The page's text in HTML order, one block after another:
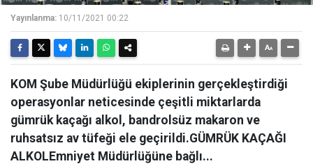
Yayınlanma: 10/11/2021 00:22
KOM Şube Müdürlüğü ekiplerinin gerçekleştirdiği
operasyonlar neticesinde çeşitli miktarlarda
gümrük kaçağı alkol, bandrolsüz makaron ve
ruhsatsız av tüfeği ele geçirildi.GÜMRÜK KAÇAĞI
ALKOLEmniyet Müdürlüğüne bağlı...